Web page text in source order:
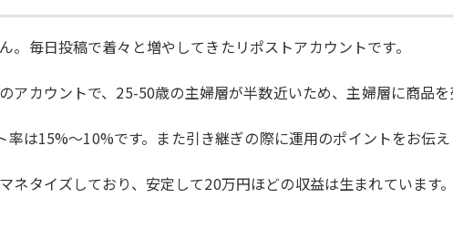
毎日投稿で着々と増やしてきたリポストアカウントです。
アカウントで、25-50歳の主婦層が半数近いため、主婦層に商品
は15%〜10%です。また引き継ぎの際に運用のポイントをお伝
ネタイズしており、安定して20万円ほどの収益は生まれています